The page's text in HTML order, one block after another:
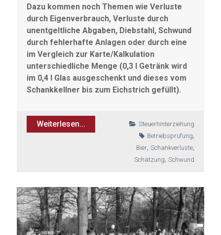
Dazu kommen noch Themen wie Verluste
durch Eigenverbrauch, Verluste durch
unentgeltliche Abgaben, Diebstahl, Schwund
durch fehlerhafte Anlagen oder durch eine
im Vergleich zur Karte/Kalkulation
unterschiedliche Menge (0,3 l Getränk wird
im 0,4 l Glas ausgeschenkt und dieses vom
Schankkellner bis zum Eichstrich gefüllt).
Weiterlesen...
Steuerhinterziehung
Betriebsprüfung,
Bier,Schankverluste,
Schätzung,Schwund